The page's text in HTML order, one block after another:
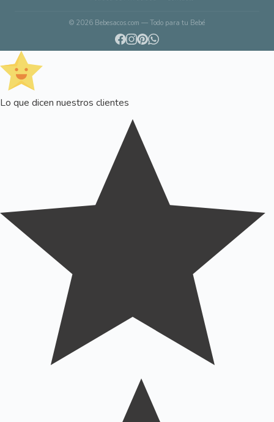
© 2026 Bebesacos.com — Todo para tu Bebé
Lo que dicen nuestros clientes